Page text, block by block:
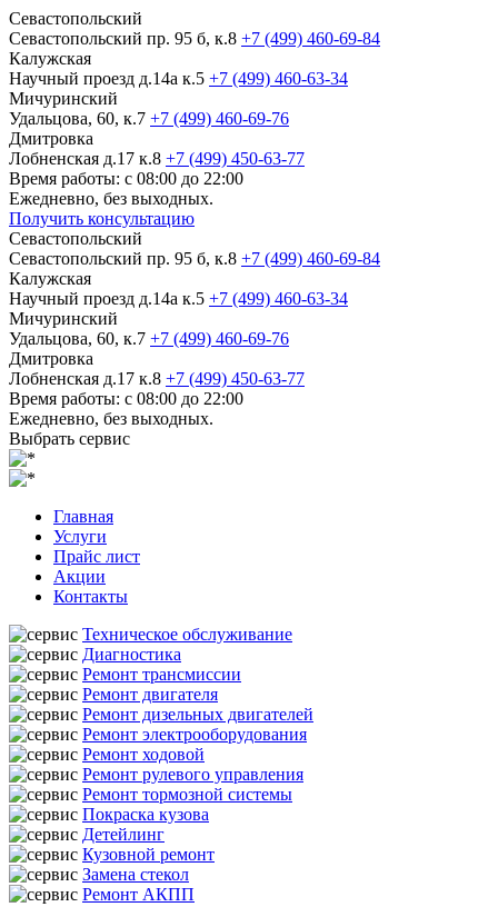
Севастопольский
Севастопольский пр. 95 б, к.8 +7 (499) 460-69-84
Калужская
Научный проезд д.14а к.5 +7 (499) 460-63-34
Мичуринский
Удальцова, 60, к.7 +7 (499) 460-69-76
Дмитровка
Лобненская д.17 к.8 +7 (499) 450-63-77
Время работы: с 08:00 до 22:00
Ежедневно, без выходных.
Получить консультацию
Севастопольский
Севастопольский пр. 95 б, к.8 +7 (499) 460-69-84
Калужская
Научный проезд д.14а к.5 +7 (499) 460-63-34
Мичуринский
Удальцова, 60, к.7 +7 (499) 460-69-76
Дмитровка
Лобненская д.17 к.8 +7 (499) 450-63-77
Время работы: с 08:00 до 22:00
Ежедневно, без выходных.
Выбрать сервис
Главная
Услуги
Прайс лист
Акции
Контакты
Техническое обслуживание
Диагностика
Ремонт трансмиссии
Ремонт двигателя
Ремонт дизельных двигателей
Ремонт электрооборудования
Ремонт ходовой
Ремонт рулевого управления
Ремонт тормозной системы
Покраска кузова
Детейлинг
Кузовной ремонт
Замена стекол
Ремонт АКПП